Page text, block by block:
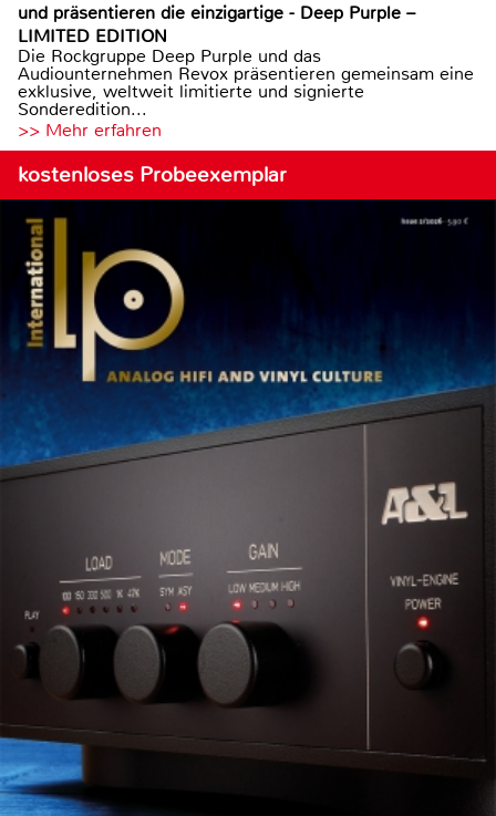
und präsentieren die einzigartige - Deep Purple –
LIMITED EDITION
Die Rockgruppe Deep Purple und das
Audiounternehmen Revox präsentieren gemeinsam eine
exklusive, weltweit limitierte und signierte
Sonderedition...
>> Mehr erfahren
kostenloses Probeexemplar